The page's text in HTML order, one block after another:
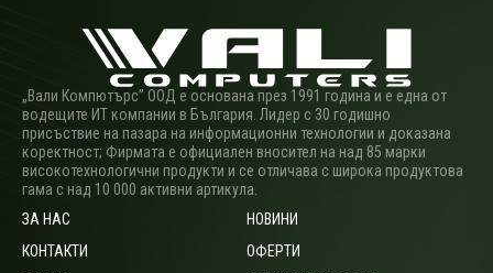
„Вали Компютърс” ООД е основана през 1991 година и е една от
водещите ИТ компании в България. Лидер с 30 годишно
присъствие на пазара на информационни технологии и доказана
коректност; Фирмата е официален вносител на над 85 марки
високотехнологични продукти и се отличава с широка продуктова
гама с над 10 000 активни артикула.
ЗА НАС
КОНТАКТИ
НОВИНИ
ОФЕРТИ